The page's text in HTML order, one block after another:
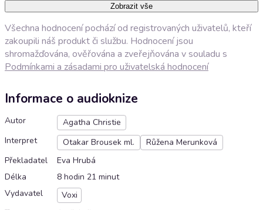
Zobrazit vše
Všechna hodnocení pochází od registrovaných uživatelů, kteří
zakoupili náš produkt či službu. Hodnocení jsou
shromažďována, ověřována a zveřejňována v souladu s
Podmínkami a zásadami pro uživatelská hodnocení
Informace o audioknize
Autor
Agatha Christie
Interpret
Otakar Brousek ml.
Růžena Merunková
Překladatel
Eva Hrubá
Délka
8 hodin 21 minut
Vydavatel
Voxi